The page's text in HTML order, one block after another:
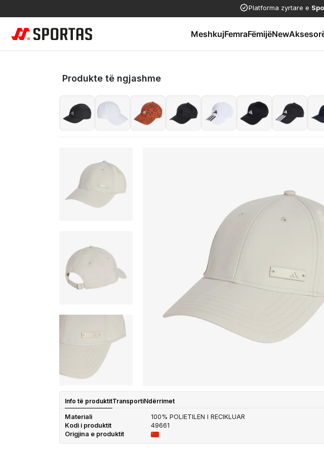
Platforma zyrtare e
MeshkujFemraFëmijëNew
Produkte të ngjashme
Info të produktitTransportiNdërrimet
Materiali
100% POLIETILEN I RECIKLUAR
Kodi i produktit
49661
Origjina e produktit